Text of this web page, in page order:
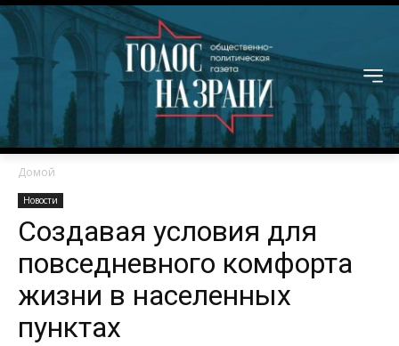
Домой
Новости
Создавая условия для
повседневного комфорта
жизни в населенных
пунктах